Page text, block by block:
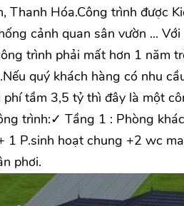
Thanh Hóa.Công trình được
cảnh quan sân vườn ...
trình phải mất hơn 1 năm
quý khách hàng có nhu
tầm 3,5 tỷ thì đây là một
trình:✓ Tầng 1 : Phòng
P.sinh hoạt chung +2 wc
phơi.